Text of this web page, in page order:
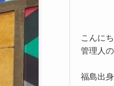
こんに
管理人
福島出